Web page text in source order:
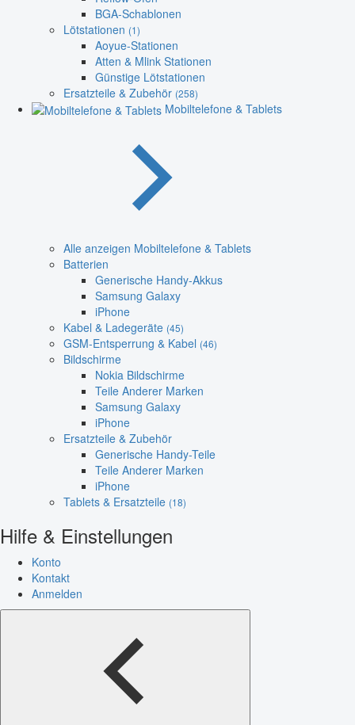
BGA-Schablonen
Lötstationen (1)
Aoyue-Stationen
Atten & Mlink Stationen
Günstige Lötstationen
Ersatzteile & Zubehör (258)
Mobiltelefone & Tablets
Alle anzeigen Mobiltelefone & Tablets
Batterien
Generische Handy-Akkus
Samsung Galaxy
iPhone
Kabel & Ladegeräte (45)
GSM-Entsperrung & Kabel (46)
Bildschirme
Nokia Bildschirme
Teile Anderer Marken
Samsung Galaxy
iPhone
Ersatzteile & Zubehör
Generische Handy-Teile
Teile Anderer Marken
iPhone
Tablets & Ersatzteile (18)
Hilfe & Einstellungen
Konto
Kontakt
Anmelden